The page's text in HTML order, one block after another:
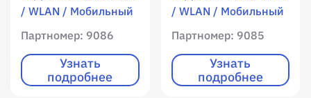
/ WLAN / Мобильный
интернет / 4096 RAM
/ 32768 ROM /
Цветной экран /
qwerty клавиатура /
Партномер: 9086
Узнать
подробнее
/ WLAN / Мобильный
интернет / 4096 RAM
/ 32768 ROM /
Цветной экран /
qwerty клавиатура /
Партномер: 9085
Узнать
подробнее